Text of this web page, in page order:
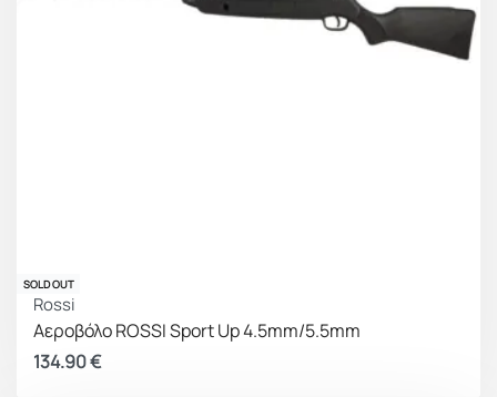
SOLD OUT
Rossi
Αεροβόλο ROSSI Sport Up 4.5mm/5.5mm
134.90€